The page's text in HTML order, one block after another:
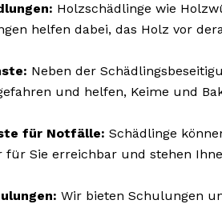
Holzschädlinge wie
helfen dabei, das Holz vor
Neben der
und helfen, Keime und
für Notfälle: Schädlinge
Sie erreichbar und stehen
Wir bieten Schulungen